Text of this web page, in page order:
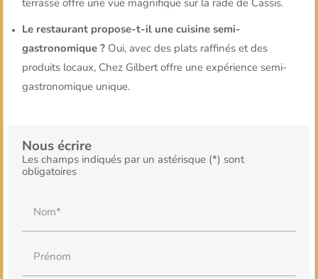
terrasse offre une vue magnifique sur la rade de Cassis.
Le restaurant propose-t-il une cuisine semi-
gastronomique ? Oui, avec des plats raffinés et des
produits locaux, Chez Gilbert offre une expérience semi-
gastronomique unique.
Nous écrire
Les champs indiqués par un astérisque (*) sont
obligatoires
Nom*
Prénom